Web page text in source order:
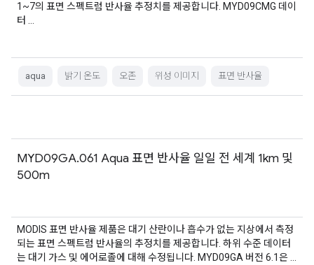
1~7의 표면 스펙트럼 반사율 추정치를 제공합니다. MYD09CMG 데이
터 …
aqua 밝기 온도 오존 위성 이미지 표면 반사율
MYD09GA.061 Aqua 표면 반사율 일일 전 세계 1km 및
500m
MODIS 표면 반사율 제품은 대기 산란이나 흡수가 없는 지상에서 측정
되는 표면 스펙트럼 반사율의 추정치를 제공합니다. 하위 수준 데이터
는 대기 가스 및 에어로졸에 대해 수정됩니다. MYD09GA 버전 6.1은 …